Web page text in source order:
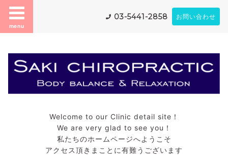
menu
03-5441-2858 お問い合わせ
Welcome to our Clinic detail site！
We are very glad to see you！
私たちのホームページへようこそ
アクセス頂きまことに有難うございます